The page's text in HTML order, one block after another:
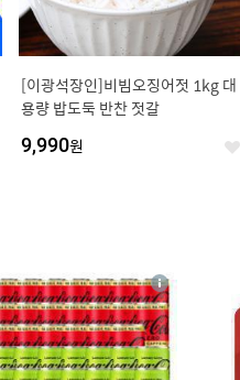
[이광석장인]비빔오징어젓 1kg 대
용량 밥도둑 반찬 젓갈
9,990원 좋
상
세